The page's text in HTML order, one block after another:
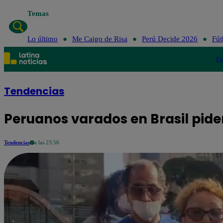
Temas
Lo último Me Caigo de Risa Perú Decide 2026
Tendencias
Peruanos varados en Brasil
Tendencias a las 23:56